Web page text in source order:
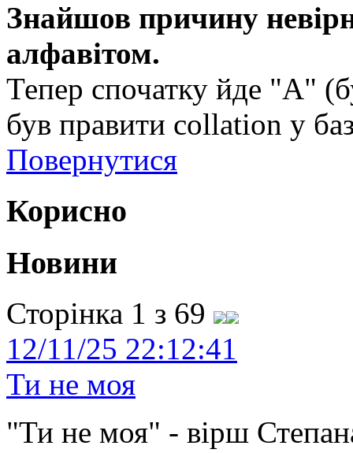
Знайшов причину
алфавітом.
Тепер спочатку йде "А"
був правити collation у
Повернутися
Корисно
Новини
Сторінка 1 з 69
12/11/25 22:12:41
Ти не моя
"Ти не моя" - вірш